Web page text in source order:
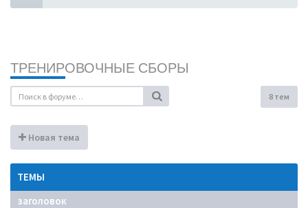
ТРЕНИРОВОЧНЫЕ СБОРЫ
8 тем
Новая тема
ТЕМЫ
заголовок